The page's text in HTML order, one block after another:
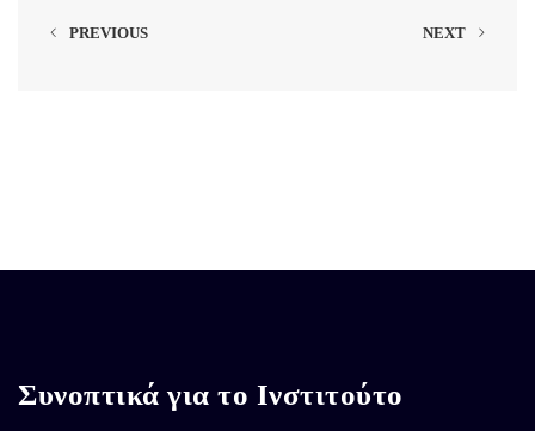
PREVIOUS NEXT
Συνοπτικά για το Ινστιτούτο